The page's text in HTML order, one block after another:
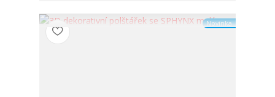
Novinka